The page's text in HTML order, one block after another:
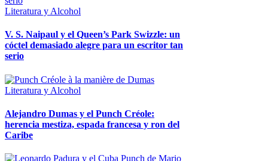
Literatura y Alcohol
V. S. Naipaul y el Queen’s Park Swizzle: un
cóctel demasiado alegre para un escritor tan
serio
Literatura y Alcohol
Alejandro Dumas y el Punch Créole:
herencia mestiza, espada francesa y ron del
Caribe